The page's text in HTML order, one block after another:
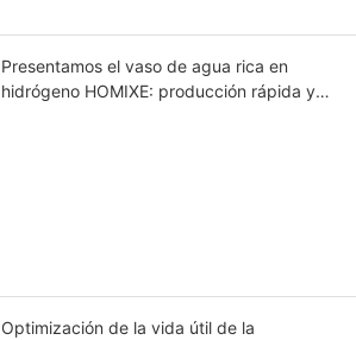
Presentamos el vaso de agua rica en
hidrógeno HOMIXE: producción rápida y
Optimización de la vida útil de la